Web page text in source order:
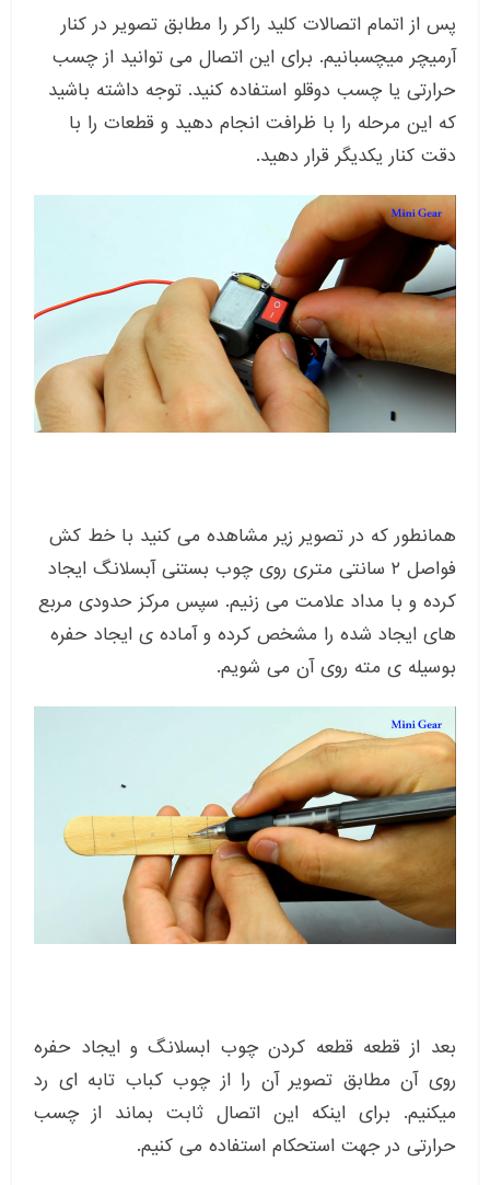
پس از اتمام اتصالات کلید راکر را مطابق تصویر در کنار
آرمیچر میچسبانیم. برای این اتصال می توانید از چسب
حرارتی یا چسب دوقلو استفاده کنید. توجه داشته باشید
که این مرحله را با ظرافت انجام دهید و قطعات را با
دقت کنار یکدیگر قرار دهید.
همانطور که در تصویر زیر مشاهده می کنید با خط کش
فواصل ۲ سانتی متری روی چوب بستنی آبسلانگ ایجاد
کرده و با مداد علامت می زنیم. سپس مرکز حدودی مربع
های ایجاد شده را مشخص کرده و آماده ی ایجاد حفره
بوسیله ی مته روی آن می شویم.
بعد از قطعه قطعه کردن چوب ابسلانگ و ایجاد حفره
روی آن مطابق تصویر آن را از چوب کباب تابه ای رد
میکنیم. برای اینکه این اتصال ثابت بماند از چسب
حرارتی در جهت استحکام استفاده می کنیم.